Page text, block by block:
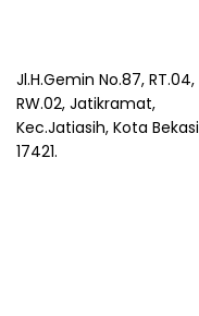
Jl.H.Gemin No.87, RT.04,
RW.02, Jatikramat,
Kec.Jatiasih, Kota Bekasi
17421.